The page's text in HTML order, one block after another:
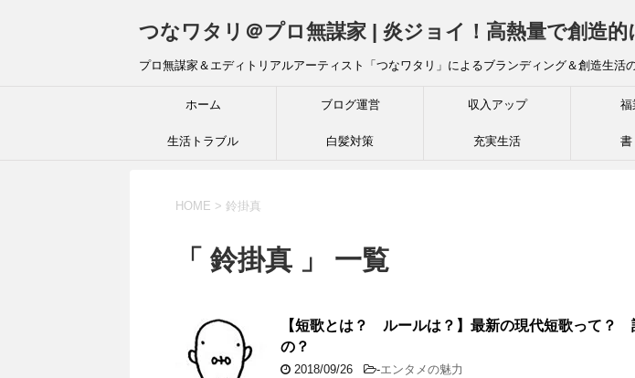
つなワタリ＠プロ無謀家 | 炎ジョイ！高熱量で創造的
プロ無謀家＆エディトリアルアーティスト「つなワタリ」によるブランディング＆創造生
ホーム ブログ運営 収入アップ 福
生活トラブル 白髪対策 充実生活 書
HOME > 鈴掛真
「 鈴掛真 」 一覧
【短歌とは？ ルールは？】最新の現代短歌って？
の？
2018/09/26 -エンタメの魅力